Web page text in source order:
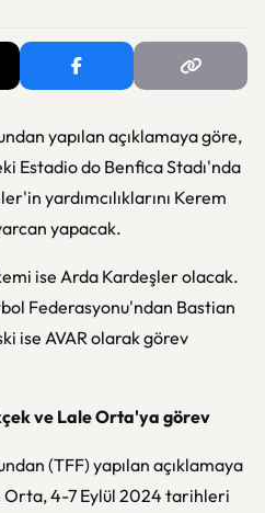
yapılan açıklamaya göre,
Estadio do Benfica Stadı'nda
yardımcılıklarını Kerem
yapacak.
ise Arda Kardeşler olacak.
Federasyonu'ndan Bastian
ise AVAR olarak görev
ve Lale Orta'ya görev
(TFF) yapılan açıklamaya
Orta, 4-7 Eylül 2024 tarihleri